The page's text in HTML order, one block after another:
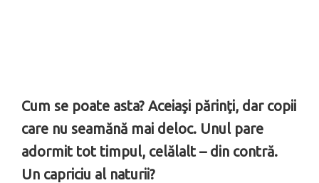
Cum se poate asta? Aceiaşi părinţi, dar copii
care nu seamănă mai deloc. Unul pare
adormit tot timpul, celălalt – din contră.
Un capriciu al naturii?